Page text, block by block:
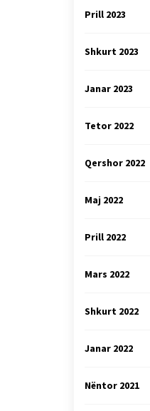
Prill 2023
Shkurt 2023
Janar 2023
Tetor 2022
Qershor 2022
Maj 2022
Prill 2022
Mars 2022
Shkurt 2022
Janar 2022
Nëntor 2021